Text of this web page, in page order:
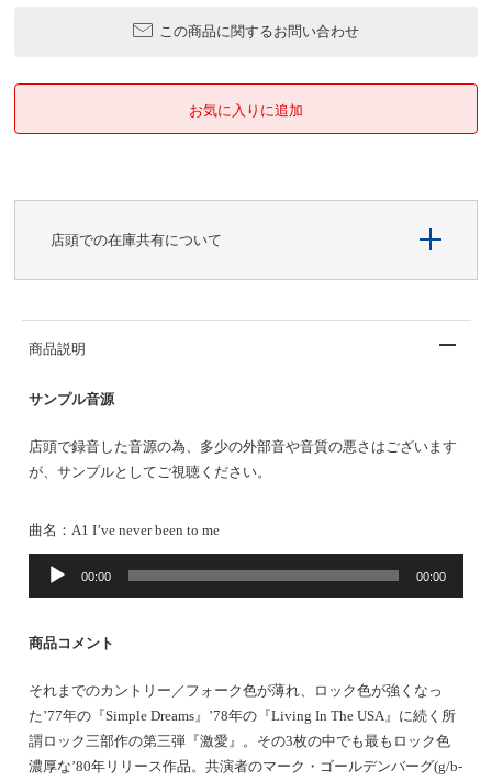
この商品に関するお問い合わせ
店頭での在庫共有について
商品説明
サンプル音源
店頭で録音した音源の為、多少の外部音や音質の悪さはございます
が、サンプルとしてご視聴ください。
曲名： A1 I’ve never been to me
音
ー
00:00 00:00
商品コメント
それまでのカントリー／フォーク色が薄れ、ロック色が強くなっ
た’77年の『Simple Dreams』’78年の『Living In The USA』に続く所
謂ロック三部作の第三弾『激愛』。その3枚の中でも最もロック色
濃厚な’80年リリース作品。共演者のマーク・ゴールデンバーグ(g/b-